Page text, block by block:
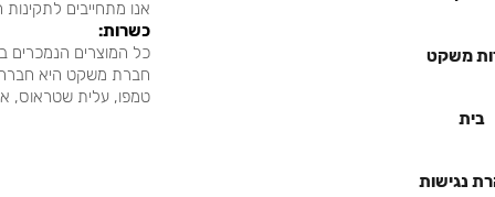
.אנו מתחייבים
:כשרות
כל המוצרים הנמכרים
חברת משקט היא חברה
...טמפו, עלית שטראוס,
משקט
בית
נגישות